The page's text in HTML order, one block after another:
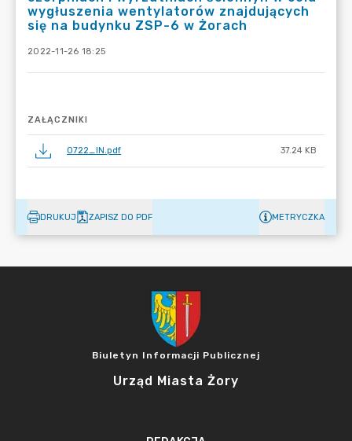
wygłuszenia wentylatorów znajdujących
się na budynku ZSP-6 w Żorach
2022-11-26 18:25
ZAŁĄCZNIKI
0722_IN.pdf 37.24 KB
DRUKUJ ZAPISZ DO PDF METRYCZKA
Biuletyn Informacji Publicznej
Urząd Miasta Żory